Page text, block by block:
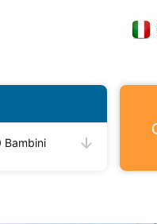
Bambini